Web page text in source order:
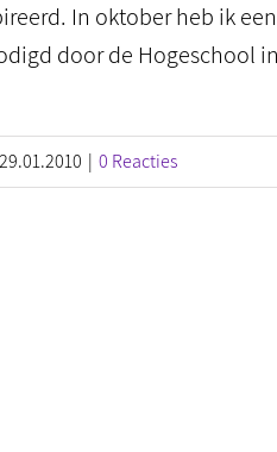
In oktober heb ik
door de Hogeschool
29.01.2010 | 0 Reacties